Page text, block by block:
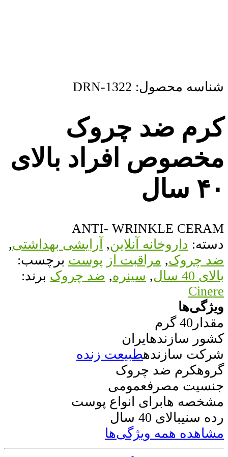
شناسه محصول: DRN-1322
کرم ضد چروک
مخصوص افراد بالای
۴۰ سال
ANTI- WRINKLE CERAM
دسته: داروخانه آنلاین, آرایشی بهداشتی,
ضد چروک, مراقبت از پوست برچسب:
بالای 40 سال
, سینره, ضد چروک برند:
Cinere
ویژگی‌ها
مقدار 40 گرم
کشور سازندهایران
شرکت سازندهطبیعت زنده
گروهکرم ضد چروک
جنسیت مصرفعمومی
مشخصه هابرای انواع پوست
رده سنیبالای 40 سال
مشاهده همه ویژگی‌ها